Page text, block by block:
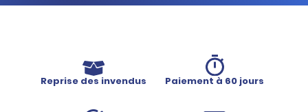
Reprise des invendus Paiement à 60 jours